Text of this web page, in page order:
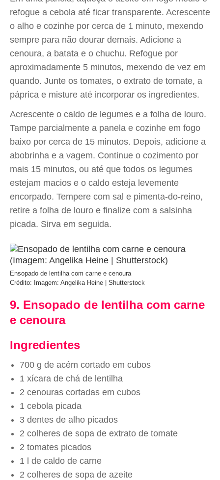
refogue a cebola até ficar transparente. Acrescente
o alho e cozinhe por cerca de 1 minuto, mexendo
sempre para não dourar demais. Adicione a
cenoura, a batata e o chuchu. Refogue por
aproximadamente 5 minutos, mexendo de vez em
quando. Junte os tomates, o extrato de tomate, a
páprica e misture até incorporar os ingredientes.
Acrescente o caldo de legumes e a folha de louro.
Tampe parcialmente a panela e cozinhe em fogo
baixo por cerca de 15 minutos. Depois, adicione a
abobrinha e a vagem. Continue o cozimento por
mais 15 minutos, ou até que todos os legumes
estejam macios e o caldo esteja levemente
encorpado. Tempere com sal e pimenta-do-reino,
retire a folha de louro e finalize com a salsinha
picada. Sirva em seguida.
Ensopado de lentilha com carne e cenoura
Crédito: Imagem: Angelika Heine | Shutterstock
9. Ensopado de lentilha com carne
e cenoura
Ingredientes
700 g de acém cortado em cubos
1 xícara de chá de lentilha
2 cenouras cortadas em cubos
1 cebola picada
3 dentes de alho picados
2 colheres de sopa de extrato de tomate
2 tomates picados
1 l de caldo de carne
2 colheres de sopa de azeite